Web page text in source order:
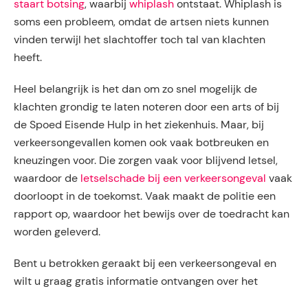
staart botsing, waarbij whiplash ontstaat. Whiplash is
soms een probleem, omdat de artsen niets kunnen
vinden terwijl het slachtoffer toch tal van klachten
heeft.
Heel belangrijk is het dan om zo snel mogelijk de
klachten grondig te laten noteren door een arts of bij
de Spoed Eisende Hulp in het ziekenhuis. Maar, bij
verkeersongevallen komen ook vaak botbreuken en
kneuzingen voor. Die zorgen vaak voor blijvend letsel,
waardoor de letselschade bij een verkeersongeval vaak
doorloopt in de toekomst. Vaak maakt de politie een
rapport op, waardoor het bewijs over de toedracht kan
worden geleverd.
Bent u betrokken geraakt bij een verkeersongeval en
wilt u graag gratis informatie ontvangen over het